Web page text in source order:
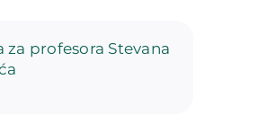
za profesora Stevana